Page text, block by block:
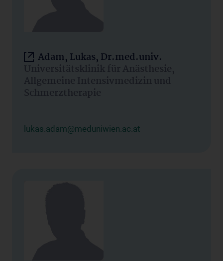
Adam, Lukas, Dr.med.univ.
Universitätsklinik für Anästhesie,
Allgemeine Intensivmedizin und
Schmerztherapie
lukas.adam@meduniwien.ac.at